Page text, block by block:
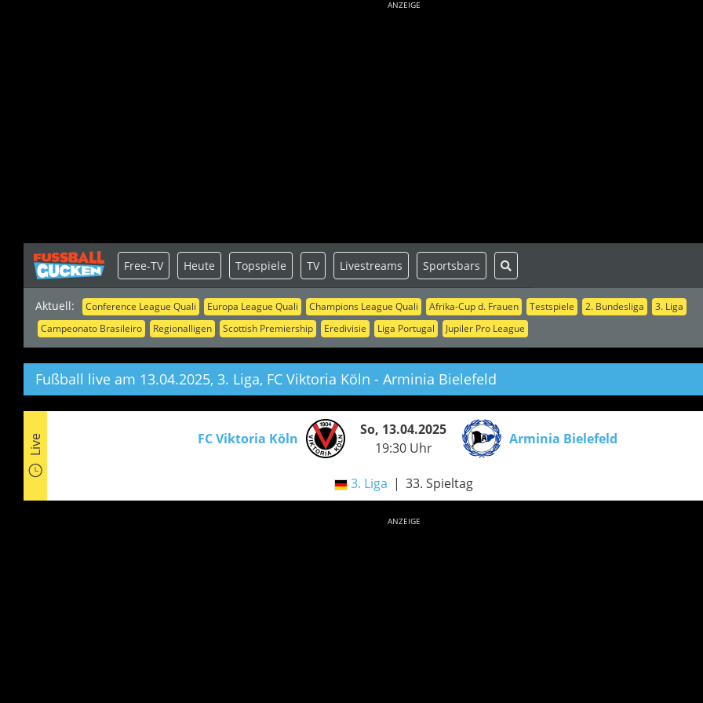
ANZEIGE
Aktuell: Conference League Quali Europa League Quali Champions League Quali Afrika-Cup d. Frauen Testspiele 2. Bundesliga
3. Liga
Campeonato Brasileiro
Regionalligen Scottish Premiership Eredivisie Liga Portugal Jupiler Pro League
Free-TV Heute Topspiele TV Livestreams Sportsbars
Fußball live am 13.04.2025, 3. Liga, FC Viktoria Köln - Arminia Bielefeld
Live FC Viktoria Köln
So, 13.04.2025
19:30 Uhr
Arminia Bielefeld
3. Liga 33. Spieltag
ANZEIGE